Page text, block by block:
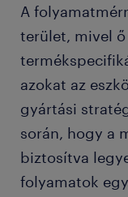
A
terület, mivel ő
azokat az
gyártási
során, hogy a
biztosítva
folyamatok